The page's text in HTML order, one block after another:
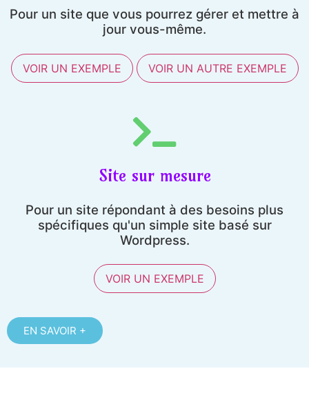
Pour un site que vous pourrez gérer et mettre à
jour vous-même.
VOIR UN EXEMPLE VOIR UN AUTRE EXEMPLE
Site sur mesure
Pour un site répondant à des besoins plus
spécifiques qu'un simple site basé sur
Wordpress.
VOIR UN EXEMPLE
EN SAVOIR +